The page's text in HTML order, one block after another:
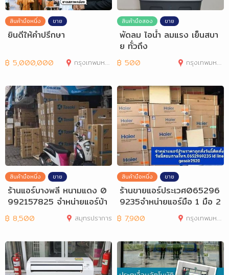
สินค้ามือหนึ่ง ขาย
ยินดีให้คำปรึกษา
฿ 5,000,000 กรุงเทพมหานคร
สินค้ามือสอง ขาย
พัดลม ไอน้ำ ลมแรง เย็นสบา
ย ทั่วถึง
฿ 500 กรุงเทพมหานคร
สินค้ามือหนึ่ง ขาย
ร้านแอร์บางพลี หนามแดง 0
992157825 จำหน่ายแอร์บ้า
นราคาถูก
฿ 8,500 สมุทรปราการ
สินค้ามือหนึ่ง ขาย
ร้านขายแอร์ประเวศ065296
9235จำหน่ายแอร์มือ 1 มือ 2
ราคาถูก
฿ 7,900 กรุงเทพมหานคร